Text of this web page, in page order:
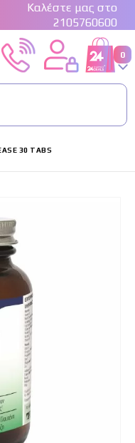
Καλέστε μας στο
2105760600
Cart
0
30 TABS